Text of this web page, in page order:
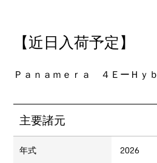
【近日入荷予定】
Ｐａｎａｍｅｒａ ４ＥーＨｙ
主要諸元
年式 2026